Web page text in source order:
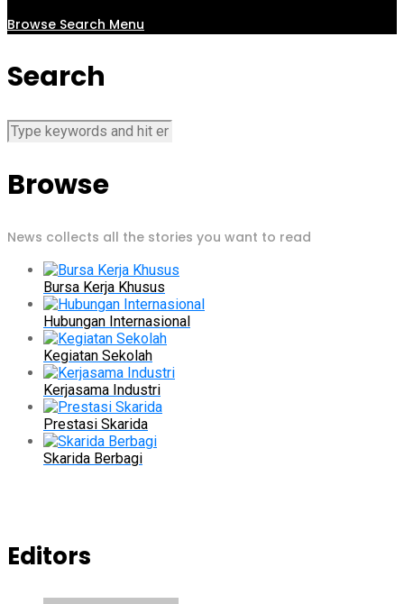
Browse Search Menu
Search
Browse
News collects all the stories you want to read
Bursa Kerja Khusus
Hubungan Internasional
Kegiatan Sekolah
Kerjasama Industri
Prestasi Skarida
Skarida Berbagi
Editors